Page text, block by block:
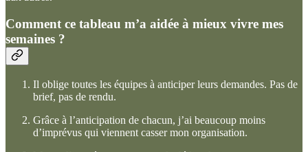
Comment ce tableau m’a aidée à mieux vivre mes
semaines ?
Il oblige toutes les équipes à anticiper leurs demandes. Pas de
brief, pas de rendu.
Grâce à l’anticipation de chacun, j’ai beaucoup moins
d’imprévus qui viennent casser mon organisation.